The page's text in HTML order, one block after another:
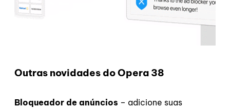
Outras novidades do Opera 38
Bloqueador de anúncios – adicione suas